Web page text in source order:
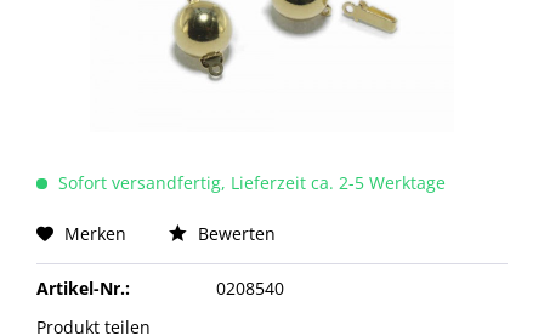
Sofort versandfertig, Lieferzeit ca. 2-5 Werktage
Merken Bewerten
Artikel-Nr.:
0208540
Produkt teilen